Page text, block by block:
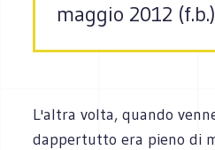
maggio 2012 (f.b.)
L'altra volta, quando
dappertutto era pieno di